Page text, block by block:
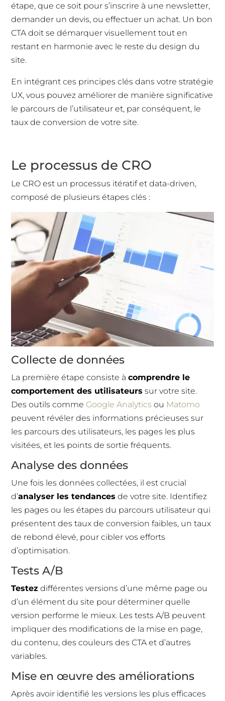
étape, que ce soit pour s’inscrire à une newsletter,
demander un devis, ou effectuer un achat. Un bon
CTA doit se démarquer visuellement tout en
restant en harmonie avec le reste du design du
site.
En intégrant ces principes clés dans votre stratégie
UX, vous pouvez améliorer de manière significative
le parcours de l’utilisateur et, par conséquent, le
taux de conversion de votre site.
Le processus de CRO
Le CRO est un processus itératif et data-driven,
composé de plusieurs étapes clés :
Collecte de données
La première étape consiste àcomprendre le
comportement des utilisateurs sur votre site.
Des outils comme Google Analytics ou Matomo
peuvent révéler des informations précieuses sur
les parcours des utilisateurs, les pages les plus
visitées, et les points de sortie fréquents.
Analyse des données
Une fois les données collectées, il est crucial
d’analyser les tendances de votre site. Identifiez
les pages ou les étapes du parcours utilisateur qui
présentent des taux de conversion faibles, un taux
de rebond élevé, pour cibler vos efforts
d’optimisation.
Tests A/B
Testez différentes versions d’une même page ou
d’un élément du site pour déterminer quelle
version performe le mieux. Les tests A/B peuvent
impliquer des modifications de la mise en page,
du contenu, des couleurs des CTA et d’autres
variables.
Mise en œuvre des améliorations
Après avoir identifié les versions les plus efficaces